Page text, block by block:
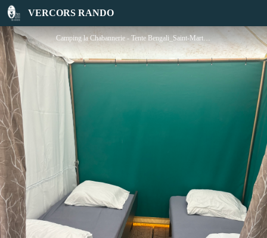
VERCORS RANDO
Camping la Chabannerie - Tente Bengali
Camping la Chabannerie - Tente Bengali_Saint-Martin-de-Clelles - Tente bengali - La Chabannerie